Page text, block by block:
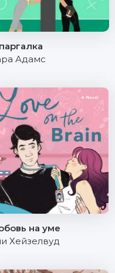
Адамс
на уме
Хейзелвуд